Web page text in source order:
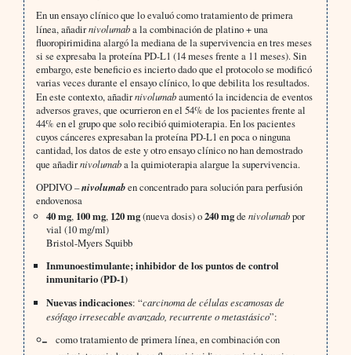
En un ensayo clínico que lo evaluó como tratamiento de primera
línea, añadirnivolumaba la combinación de platino + una
fluoropirimidina alargó la mediana de la supervivencia en tres meses
si se expresaba la proteína PD-L1 (14 meses frente a 11 meses). Sin
embargo, este beneficio es incierto dado que el protocolo se modificó
varias veces durante el ensayo clínico, lo que debilita los resultados.
En este contexto, añadirnivolumabaumentó la incidencia de eventos
adversos graves, que ocurrieron en el 54% de los pacientes frente al
44% en el grupo que solo recibió quimioterapia. En los pacientes
cuyos cánceres expresaban la proteína PD-L1 en poca o ninguna
cantidad, los datos de este y otro ensayo clínico no han demostrado
que añadirnivolumaba la quimioterapia alargue la supervivencia.
OPDIVO –nivolumaben concentrado para solución para perfusión
endovenosa
40 mg, 100 mg, 120 mg(nueva dosis) o240 mgdenivolumabpor
vial (10 mg/ml)
Bristol-Myers Squibb
Inmunoestimulante; inhibidor de los puntos de control
inmunitario (PD-1)
Nuevas indicaciones: “carcinoma de células escamosas de
esófago irresecable avanzado, recurrente o metastásico”:
como tratamiento de primera línea, en combinación con